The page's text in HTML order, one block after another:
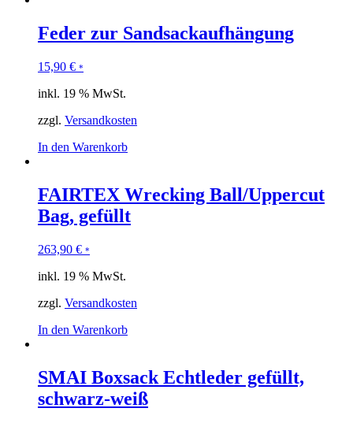
Feder zur Sandsackaufhängung
15,90 € *
inkl. 19 % MwSt.
zzgl. Versandkosten
In den Warenkorb
FAIRTEX Wrecking Ball/Uppercut
Bag, gefüllt
263,90 € *
inkl. 19 % MwSt.
zzgl. Versandkosten
In den Warenkorb
SMAI Boxsack Echtleder gefüllt,
schwarz-weiß